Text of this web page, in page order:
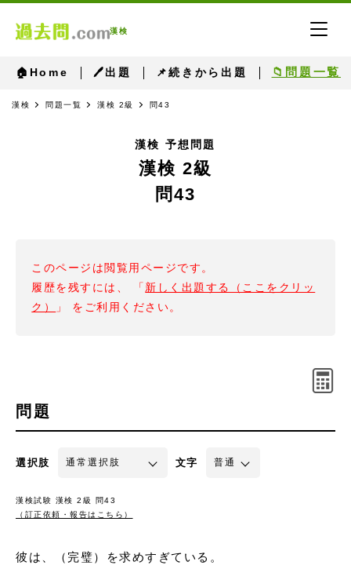
漢検
🏠Home 🖊出題 📌続きから出題 📁問題一覧
漢検 問題一覧 漢検 2級 問43
漢検 予想問題
漢検 2級
問43
このページは閲覧用ページです。
履歴を残すには、 「 新しく出題する（ここをクリッ
ク）
」 をご利用ください。
問題
選択肢 文字
漢検試験 漢検 2級 問43
（訂正依頼・報告はこちら）
彼は、（完璧）を求めすぎている。